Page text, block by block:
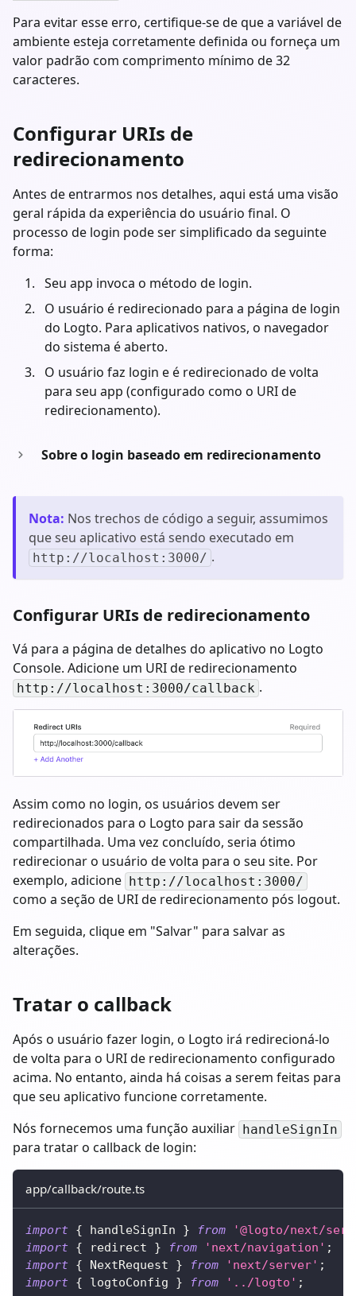
Para evitar esse erro, certifique-se de que a variável de
ambiente esteja corretamente definida ou forneça um
valor padrão com comprimento mínimo de 32
caracteres.
Configurar URIs de
redirecionamento
Antes de entrarmos nos detalhes, aqui está uma visão
geral rápida da experiência do usuário final. O
processo de login pode ser simplificado da seguinte
forma:
Seu app invoca o método de login.
O usuário é redirecionado para a página de login
do Logto. Para aplicativos nativos, o navegador
do sistema é aberto.
O usuário faz login e é redirecionado de volta
para seu app (configurado como o URI de
redirecionamento).
Sobre o login baseado em redirecionamento
Nota: Nos trechos de código a seguir, assumimos
que seu aplicativo está sendo executado em
http://localhost:3000/ .
Configurar URIs de redirecionamento
Vá para a página de detalhes do aplicativo no Logto
Console. Adicione um URI de redirecionamento
http://localhost:3000/callback .
Assim como no login, os usuários devem ser
redirecionados para o Logto para sair da sessão
compartilhada. Uma vez concluído, seria ótimo
redirecionar o usuário de volta para o seu site. Por
exemplo, adicione http://localhost:3000/
como a seção de URI de redirecionamento pós logout.
Em seguida, clique em "Salvar" para salvar as
alterações.
Tratar o callback
Após o usuário fazer login, o Logto irá redirecioná-lo
de volta para o URI de redirecionamento configurado
acima. No entanto, ainda há coisas a serem feitas para
que seu aplicativo funcione corretamente.
Nós fornecemos uma função auxiliar handleSignIn
para tratar o callback de login:
app/callback/route.ts
import { handleSignIn } from
'@logto/next/
import { redirect } from 'next/navigation' ;
import { NextRequest } from 'next/server' ;
import { logtoConfig } from '../logto' ;